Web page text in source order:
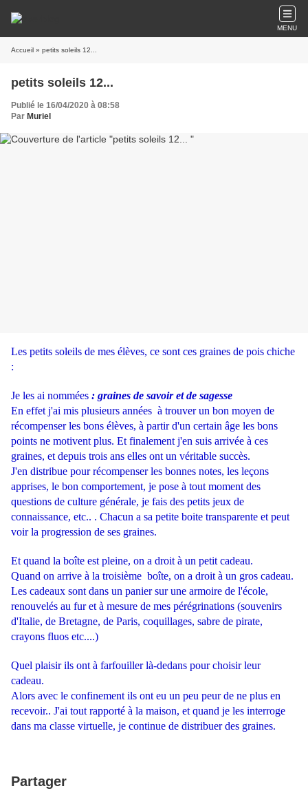
MENU
Accueil » petits soleils 12...
petits soleils 12...
Publié le 16/04/2020 à 08:58
Par Muriel
Les petits soleils de mes élèves, ce sont ces graines de pois chiche
:
Je les ai nommées : graines de savoir et de sagesse
En effet j'ai mis plusieurs années à trouver un bon moyen de
récompenser les bons élèves, à partir d'un certain âge les bons
points ne motivent plus. Et finalement j'en suis arrivée à ces
graines, et depuis trois ans elles ont un véritable succès.
J'en distribue pour récompenser les bonnes notes, les leçons
apprises, le bon comportement, je pose à tout moment des
questions de culture générale, je fais des petits jeux de
connaissance, etc.. . Chacun a sa petite boite transparente et peut
voir la progression de ses graines.
Et quand la boîte est pleine, on a droit à un petit cadeau.
Quand on arrive à la troisième boîte, on a droit à un gros cadeau.
Les cadeaux sont dans un panier sur une armoire de l'école,
renouvelés au fur et à mesure de mes pérégrinations (souvenirs
d'Italie, de Bretagne, de Paris, coquillages, sabre de pirate,
crayons fluos etc....)
Quel plaisir ils ont à farfouiller là-dedans pour choisir leur
cadeau.
Alors avec le confinement ils ont eu un peu peur de ne plus en
recevoir.. J'ai tout rapporté à la maison, et quand je les interroge
dans ma classe virtuelle, je continue de distribuer des graines.
Partager